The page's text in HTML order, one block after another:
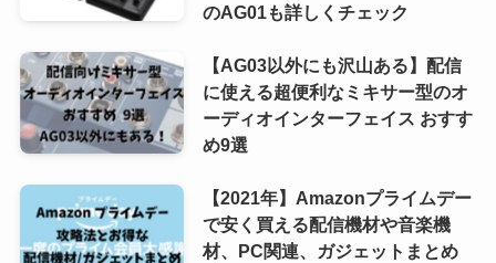
のAG01も詳しくチェック
【AG03以外にも沢山ある】配信
に使える超便利なミキサー型のオ
ーディオインターフェイス おすす
め9選
【2021年】Amazonプライムデー
で安く買える配信機材や音楽機
材、PC関連、ガジェットまとめ